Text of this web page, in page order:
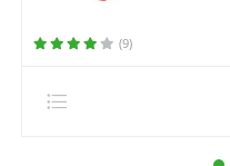
(9)